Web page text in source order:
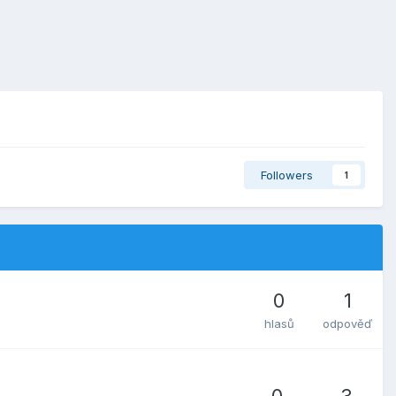
Followers 1
0
hlasů
1
odpověď